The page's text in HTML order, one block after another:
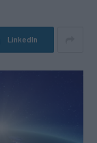
LinkedIn